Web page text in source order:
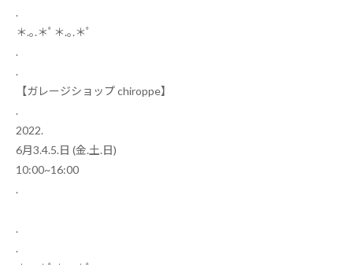
.
＊.｡. ＊ﾟ＊.｡. ＊ﾟ
.
.
【ガレージショップchiroppe】
.
2022.
6月3.4.5.日 (金.土.日)
10:00~16:00
.
.
.